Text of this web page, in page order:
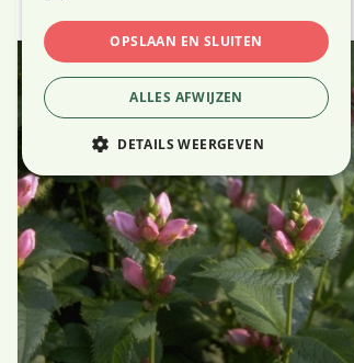
OPSLAAN EN SLUITEN
ALLES AFWIJZEN
DETAILS WEERGEVEN